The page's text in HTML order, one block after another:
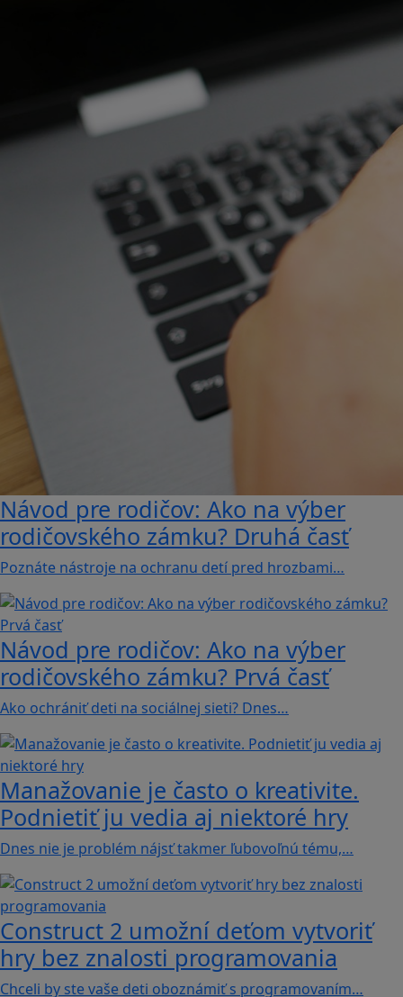
Návod pre rodičov: Ako na výber
rodičovského zámku? Druhá časť
Poznáte nástroje na ochranu detí pred hrozbami…
Návod pre rodičov: Ako na výber
rodičovského zámku? Prvá časť
Ako ochrániť deti na sociálnej sieti? Dnes…
Manažovanie je často o kreativite.
Podnietiť ju vedia aj niektoré hry
Dnes nie je problém nájsť takmer ľubovoľnú tému,…
Construct 2 umožní deťom vytvoriť
hry bez znalosti programovania
Chceli by ste vaše deti oboznámiť s programovaním…